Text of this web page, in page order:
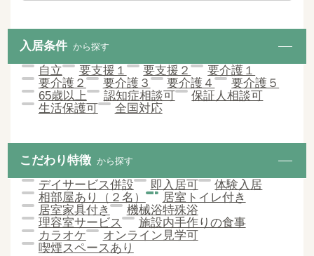
入居条件 から探す
自立 要支援１ 要支援２
要介護１
要介護２
要介護３ 要介護４
要介護５
65歳以上
認知症相談可
保証人相談可
生活保護可
全国対応
こだわり特徴 から探す
デイサービス併設 即入居可
体験入居
相部屋あり（２名）
居室トイレ付き
居室家具付き
機械浴特殊浴
理容室サービス
施設内手作りの食事
カラオケ
オンライン見学可
喫煙スペースあり